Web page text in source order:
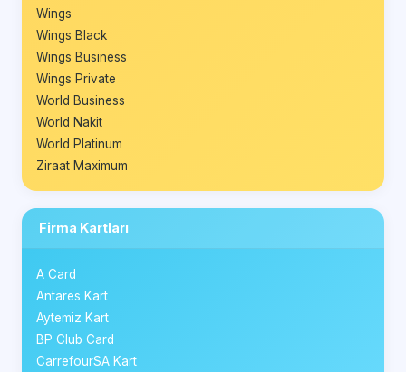
Wings
Wings Black
Wings Business
Wings Private
World Business
World Nakit
World Platinum
Ziraat Maximum
Firma Kartları
A Card
Antares Kart
Aytemiz Kart
BP Club Card
CarrefourSA Kart